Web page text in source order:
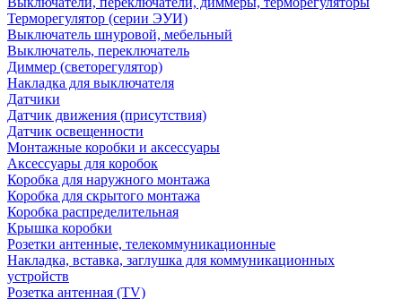
Терморегулятор (серии ЭУИ)
Выключатель шнуровой, мебельный
Выключатель, переключатель
Диммер (светорегулятор)
Накладка для выключателя
Датчики
Датчик движения (присутствия)
Датчик освещенности
Монтажные коробки и аксессуары
Аксессуары для коробок
Коробка для наружного монтажа
Коробка для скрытого монтажа
Коробка распределительная
Крышка коробки
Розетки антенные, телекоммуникационные
Накладка, вставка, заглушка для коммуникационных
устройств
Розетка антенная (TV)